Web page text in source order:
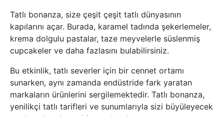
Tatlı bonanza, size çeşit çeşit tatlı dünyasının
kapılarını açar. Burada, karamel tadında şekerlemeler,
krema dolgulu pastalar, taze meyvelerle süslenmiş
cupcakeler ve daha fazlasını bulabilirsiniz.
Bu etkinlik, tatlı severler için bir cennet ortamı
sunarken, aynı zamanda endüstride fark yaratan
markaların ürünlerini sergilemektedir. Tatlı bonanza,
yenilikçi tatlı tarifleri ve sunumlarıyla sizi büyüleyecek